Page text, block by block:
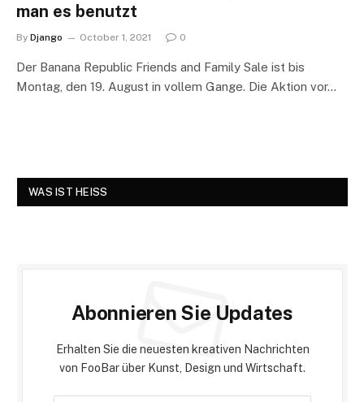
man es benutzt
By Django October 1, 2021 0
Der Banana Republic Friends and Family Sale ist bis
Montag, den 19. August in vollem Gange. Die Aktion vor…
WAS IST HEISS
Abonnieren Sie Updates
Erhalten Sie die neuesten kreativen Nachrichten
von FooBar über Kunst, Design und Wirtschaft.